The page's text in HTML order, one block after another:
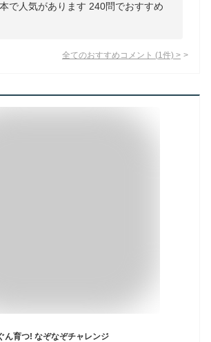
で人気があります 240問でおすすめ
全てのおすすめコメント (1 件) >
ん育つ! なぞなぞチャレンジ